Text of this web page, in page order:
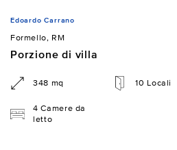
Edoardo Carrano
Formello, RM
Porzione di villa
348 mq 10 Locali
4 Camere da
letto